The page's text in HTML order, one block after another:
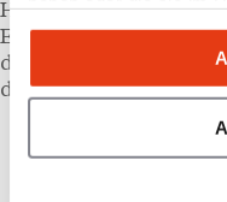
gesammelt haben.
Hotel Group auf 90
Entwicklung in der
dem selbst gesteckten
des Jahrzehnts.